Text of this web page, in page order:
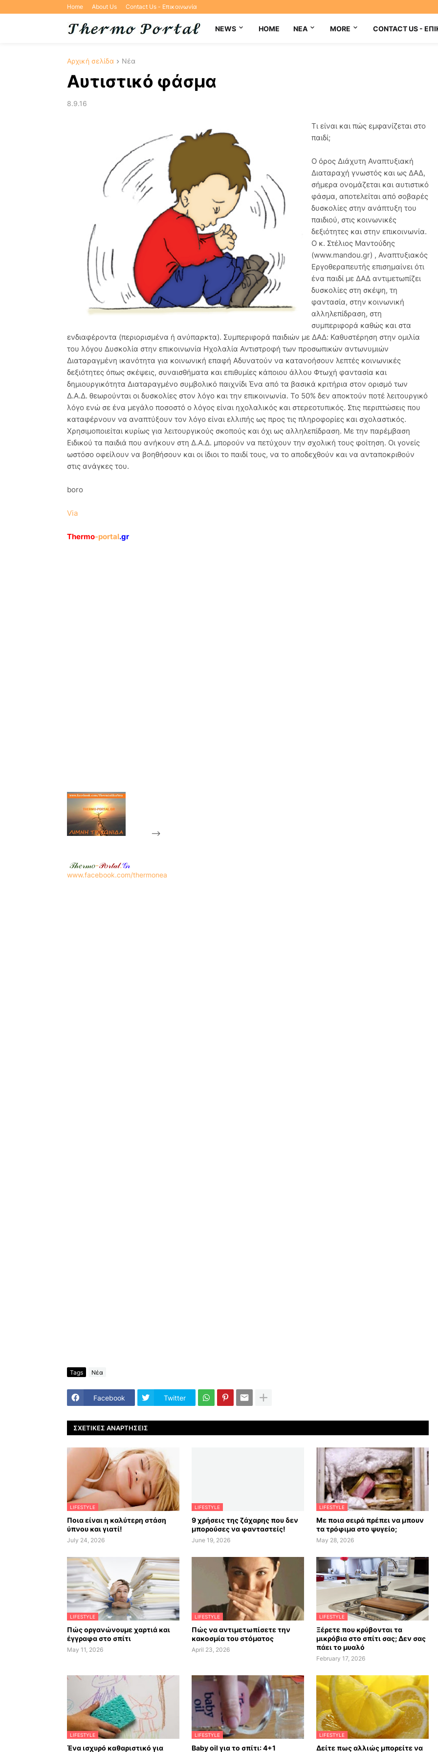
Home About Us Contact Us - Επικοινωνία
NEWS HOME NEA MORE CONTACT US -
Αρχική σελίδα Νέα
Αυτιστικό φάσμα
8.9.16
Τι είναι και πώς εμφανίζεται στο
παιδί;
Ο όρος Διάχυτη Αναπτυξιακή
Διαταραχή γνωστός και ως ΔΑΔ,
σήμερα ονομάζεται και αυτιστικό
φάσμα, αποτελείται από σοβαρές
δυσκολίες στην ανάπτυξη του
παιδιού, στις κοινωνικές
δεξιότητες και στην επικοινωνία.
Ο κ. Στέλιος Μαντούδης
(www.mandou.gr) , Αναπτυξιακός
Εργοθεραπευτής επισημαίνει ότι
ένα παιδί με ΔΑΔ αντιμετωπίζει
δυσκολίες στη σκέψη, τη
φαντασία, στην κοινωνική
αλληλεπίδραση, στη
συμπεριφορά καθώς και στα
ενδιαφέροντα (περιορισμένα ή ανύπαρκτα). Συμπεριφορά παιδιών με ΔΑΔ: Καθυστέρηση στην ομιλία
του λόγου Δυσκολία στην επικοινωνία Ηχολαλία Αντιστροφή των προσωπικών αντωνυμιών
Διαταραγμένη ικανότητα για κοινωνική επαφή Αδυνατούν να κατανοήσουν λεπτές κοινωνικές
δεξιότητες όπως σκέψεις, συναισθήματα και επιθυμίες κάποιου άλλου Φτωχή φαντασία και
δημιουργικότητα Διαταραγμένο συμβολικό παιχνίδι Ένα από τα βασικά κριτήρια στον ορισμό των
Δ.Α.Δ. θεωρούνται οι δυσκολίες στον λόγο και την επικοινωνία. Το 50% δεν αποκτούν ποτέ λειτουργικό
λόγο ενώ σε ένα μεγάλο ποσοστό ο λόγος είναι ηχολαλικός και στερεοτυπικός. Στις περιπτώσεις που
καταφέρνουν να αναπτύξουν τον λόγο είναι ελλιπής ως προς τις πληροφορίες και σχολαστικός.
Χρησιμοποιείται κυρίως για λειτουργικούς σκοπούς και όχι ως αλληλεπίδραση. Με την παρέμβαση
Ειδικού τα παιδιά που ανήκουν στη Δ.Α.Δ. μπορούν να πετύχουν την σχολική τους φοίτηση. Οι γονείς
ωστόσο οφείλουν να βοηθήσουν και οι ίδιοι το παιδί τους, να το αποδεχθούν και να ανταποκριθούν
στις ανάγκες του.
boro
Via
Thermo-portal.gr
-->
𝒯𝒽𝑒𝓇𝓂𝑜-𝒫𝑜𝓇𝓉𝒶𝓁.𝒢𝓇
www.facebook.com/thermonea
Tags Νέα
Facebook Twitter
ΣΧΕΤΙΚΈΣ ΑΝΑΡΤΉΣΕΙΣ
LIFESTYLE
Ποια είναι η καλύτερη στάση
ύπνου και γιατί!
July 24, 2026
LIFESTYLE
9 χρήσεις της ζάχαρης που δεν
μπορούσες να φανταστείς!
June 19, 2026
LIFESTYLE
Με ποια σειρά πρέπει να μπουν
τα τρόφιμα στο ψυγείο;
May 28, 2026
LIFESTYLE
Πώς οργανώνουμε χαρτιά και
έγγραφα στο σπίτι
May 11, 2026
LIFESTYLE
Πώς να αντιμετωπίσετε την
κακοσμία του στόματος
April 23, 2026
LIFESTYLE
Ξέρετε που κρύβονται τα
μικρόβια στο σπίτι σας; Δεν σας
πάει το μυαλό
February 17, 2026
LIFESTYLE
Ένα ισχυρό καθαριστικό για
LIFESTYLE
Baby oil για το σπίτι: 4+1
LIFESTYLE
Δείτε πως αλλιώς μπορείτε να